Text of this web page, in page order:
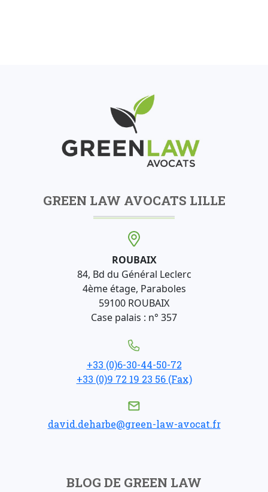
GREEN LAW AVOCATS LILLE
ROUBAIX
84, Bd du Général Leclerc
4ème étage, Paraboles
59100 ROUBAIX
Case palais : n° 357
+33 (0)6-30-44-50-72
+33 (0)9 72 19 23 56 (Fax)
david.deharbe@green-law-avocat.fr
BLOG DE GREEN LAW